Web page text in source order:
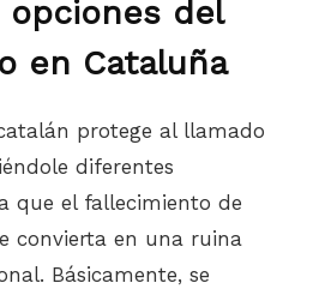
opciones del
en Cataluña
protege al llamado
diferentes
que el fallecimiento de
convierta en una ruina
Básicamente, se